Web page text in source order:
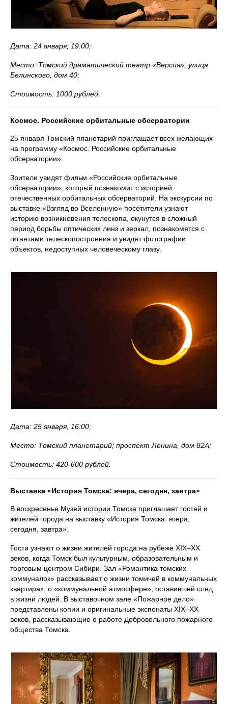
Дата: 24 января, 19:00;
Место: Томский драматический театр «Версия»; улица
Белинского, дом 40;
Стоимость: 1000 рублей.
Космос. Российские орбитальные обсерватории
25 января Томский планетарий приглашает всех желающих
на программу «Космос. Российские орбитальные
обсерватории».
Зрители увидят фильм «Российские орбитальные
обсерватории», который познакомит с историей
отечественных орбитальных обсерваторий. На экскурсии по
выставке «Взгляд во Вселенную» посетители узнают
историю возникновения телескопа, окунутся в сложный
период борьбы оптических линз и зеркал, познакомятся с
гигантами телескопостроения и увидят фотографии
объектов, недоступных человеческому глазу.
Дата: 25 января, 16:00;
Место: Томский планетарий; проспект Ленина, дом 82А;
Стоимость: 420-600 рублей.
Выставка «История Томска: вчера, сегодня, завтра»
В воскресенье Музей истории Томска приглашает гостей и
жителей города на выставку «История Томска: вчера,
сегодня, завтра».
Гости узнают о жизни жителей города на рубеже XIX–XX
веков, когда Томск был культурным, образовательным и
торговым центром Сибири. Зал «Романтика томских
коммуналок» рассказывает о жизни томичей в коммунальных
квартирах, о «коммунальной атмосфере», оставившей след
в жизни людей. В выставочном зале «Пожарное дело»
представлены копии и оригинальные экспонаты XIX–XX
веков, рассказывающие о работе Добровольного пожарного
общества Томска.